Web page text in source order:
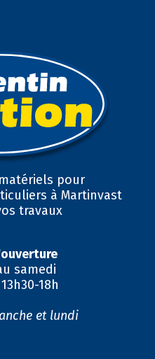
pour
à Martinvast
travaux
samedi
18h
et lundi